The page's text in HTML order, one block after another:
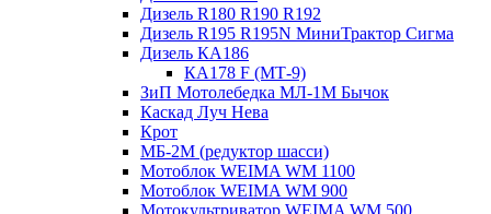
Дизель R180 R190 R192
Дизель R195 R195N МиниТрактор Сигма
Дизель КА186
КА178 F (МТ-9)
ЗиП Мотолебедка МЛ-1М Бычок
Каскад Луч Нева
Крот
МБ-2М (редуктор шасси)
Мотоблок WEIMA WM 1100
Мотоблок WEIMA WM 900
Мотокультриватор WEIMA WM 500